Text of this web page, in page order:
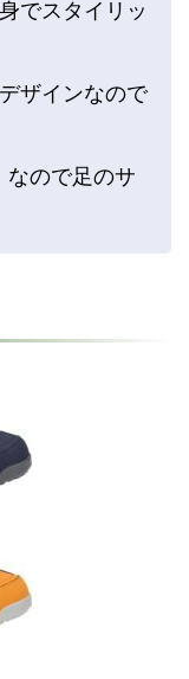
でスタイリッ
ザインなので
ので足のサ